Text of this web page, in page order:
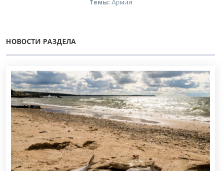
Темы: Армия
НОВОСТИ РАЗДЕЛА